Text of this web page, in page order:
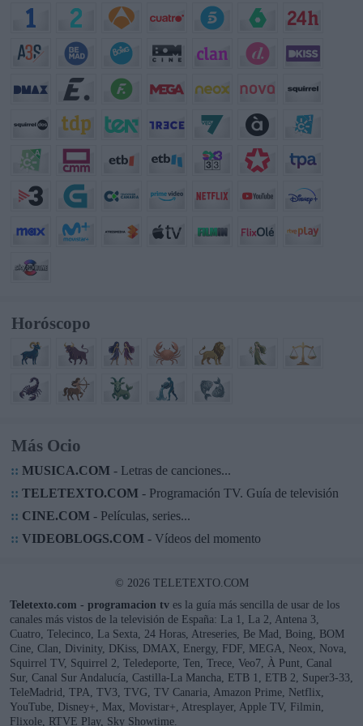
Horóscopo
Más Ocio
:: MUSICA.COM- Letras de canciones...
:: TELETEXTO.COM- Programación TV. Guía de televisión
:: CINE.COM- Películas, series...
:: VIDEOBLOGS.COM- Vídeos del momento
© 2026 TELETEXTO.COM
Teletexto.com - programacion tv es la guía más sencilla de usar de los
canales más vistos de la televisión de España: La 1, La 2, Antena 3,
Cuatro, Telecinco, La Sexta, 24 Horas, Atreseries, Be Mad, Boing, BOM
Cine, Clan, Divinity, DKiss, DMAX, Energy, FDF, MEGA, Neox, Nova,
Squirrel TV, Squirrel 2, Teledeporte, Ten, Trece, Veo7, À Punt, Canal
Sur, Canal Sur Andalucía, Castilla-La Mancha, ETB 1, ETB 2, Super3-33,
TeleMadrid, TPA, TV3, TVG, TV Canaria, Amazon Prime, Netflix,
YouTube, Disney+, Max, Movistar+, Atresplayer, Apple TV, Filmin,
Flixole, RTVE Play, Sky Showtime.